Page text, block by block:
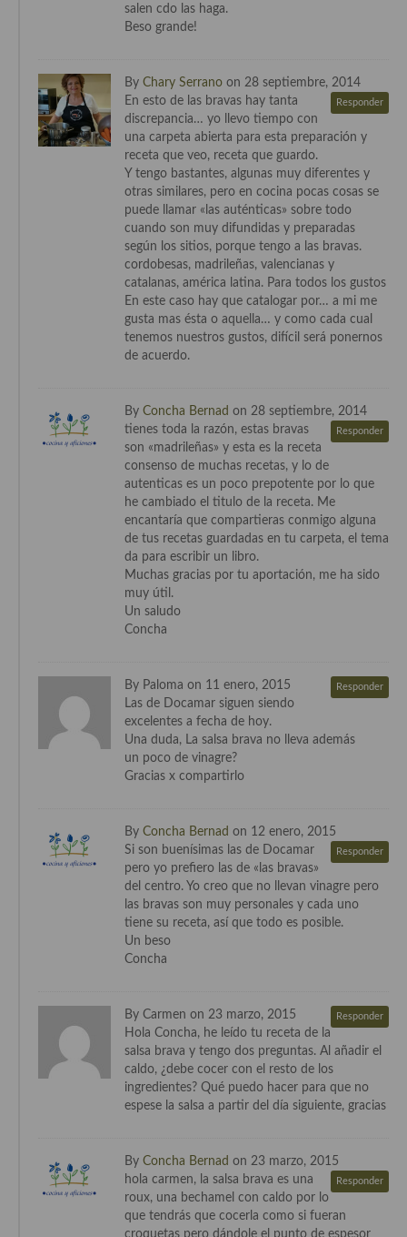
salen cdo las haga.
Beso grande!
By Chary Serrano on 28 septiembre, 2014
Responder
En esto de las bravas hay tanta
discrepancia… yo llevo tiempo con
una carpeta abierta para esta preparación y
receta que veo, receta que guardo.
Y tengo bastantes, algunas muy diferentes y
otras similares, pero en cocina pocas cosas se
puede llamar «las auténticas» sobre todo
cuando son muy difundidas y preparadas
según los sitios, porque tengo a las bravas.
cordobesas, madrileñas, valencianas y
catalanas, américa latina. Para todos los gustos
En este caso hay que catalogar por… a mi me
gusta mas ésta o aquella… y como cada cual
tenemos nuestros gustos, difícil será ponernos
de acuerdo.
By Concha Bernad on 28 septiembre, 2014
Responder
tienes toda la razón, estas bravas
son «madrileñas» y esta es la receta
consenso de muchas recetas, y lo de
autenticas es un poco prepotente por lo que
he cambiado el titulo de la receta. Me
encantaría que compartieras conmigo alguna
de tus recetas guardadas en tu carpeta, el tema
da para escribir un libro.
Muchas gracias por tu aportación, me ha sido
muy útil.
Un saludo
Concha
By Paloma on 11 enero, 2015 Responder
Las de Docamar siguen siendo
excelentes a fecha de hoy.
Una duda, La salsa brava no lleva además
un poco de vinagre?
Gracias x compartirlo
By Concha Bernad on 12 enero, 2015
Responder
Si son buenísimas las de Docamar
pero yo prefiero las de «las bravas»
del centro. Yo creo que no llevan vinagre pero
las bravas son muy personales y cada uno
tiene su receta, así que todo es posible.
Un beso
Concha
By Carmen on 23 marzo, 2015 Responder
Hola Concha, he leído tu receta de la
salsa brava y tengo dos preguntas. Al añadir el
caldo, ¿debe cocer con el resto de los
ingredientes? Qué puedo hacer para que no
espese la salsa a partir del día siguiente, gracias
By Concha Bernad on 23 marzo, 2015
Responder
hola carmen, la salsa brava es una
roux, una bechamel con caldo por lo
que tendrás que cocerla como si fueran
croquetas pero dándole el punto de espesor